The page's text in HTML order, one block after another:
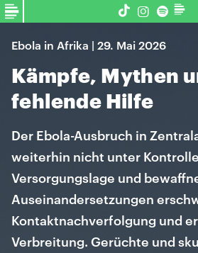
Ebola in Afrika | 29. Mai 2026
Kämpfe, Mythen
fehlende Hilfe
Der Ebola-Ausbruch in
weiterhin nicht unter
Versorgungslage und
Auseinandersetzungen
Kontaktnachverfolgung und
Verbreitung. Gerüchte und